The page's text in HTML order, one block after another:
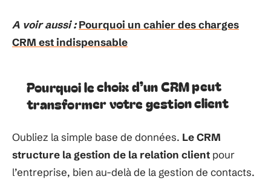
A voir aussi : Pourquoi un cahier des charges
CRM est indispensable
Pourquoi le choix d’un CRM peut
transformer votre gestion client
Oubliez la simple base de données. Le CRM
structure la gestion de la relation client pour
l’entreprise, bien au-delà de la gestion de contacts.